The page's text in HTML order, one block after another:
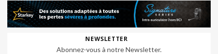
NEWSLETTER
Abonnez-vous à notre Newsletter.